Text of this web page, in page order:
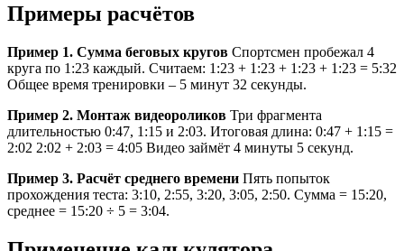
Примеры расчётов
Пример 1. Сумма беговых кругов Спортсмен пробежал 4
круга по 1:23 каждый. Считаем: 1:23 + 1:23 + 1:23 + 1:23 = 5:32
Общее время тренировки – 5 минут 32 секунды.
Пример 2. Монтаж видеороликов Три фрагмента
длительностью 0:47, 1:15 и 2:03. Итоговая длина: 0:47 + 1:15 =
2:02 2:02 + 2:03 = 4:05 Видео займёт 4 минуты 5 секунд.
Пример 3. Расчёт среднего времени Пять попыток
прохождения теста: 3:10, 2:55, 3:20, 3:05, 2:50. Сумма = 15:20,
среднее = 15:20 ÷ 5 = 3:04.